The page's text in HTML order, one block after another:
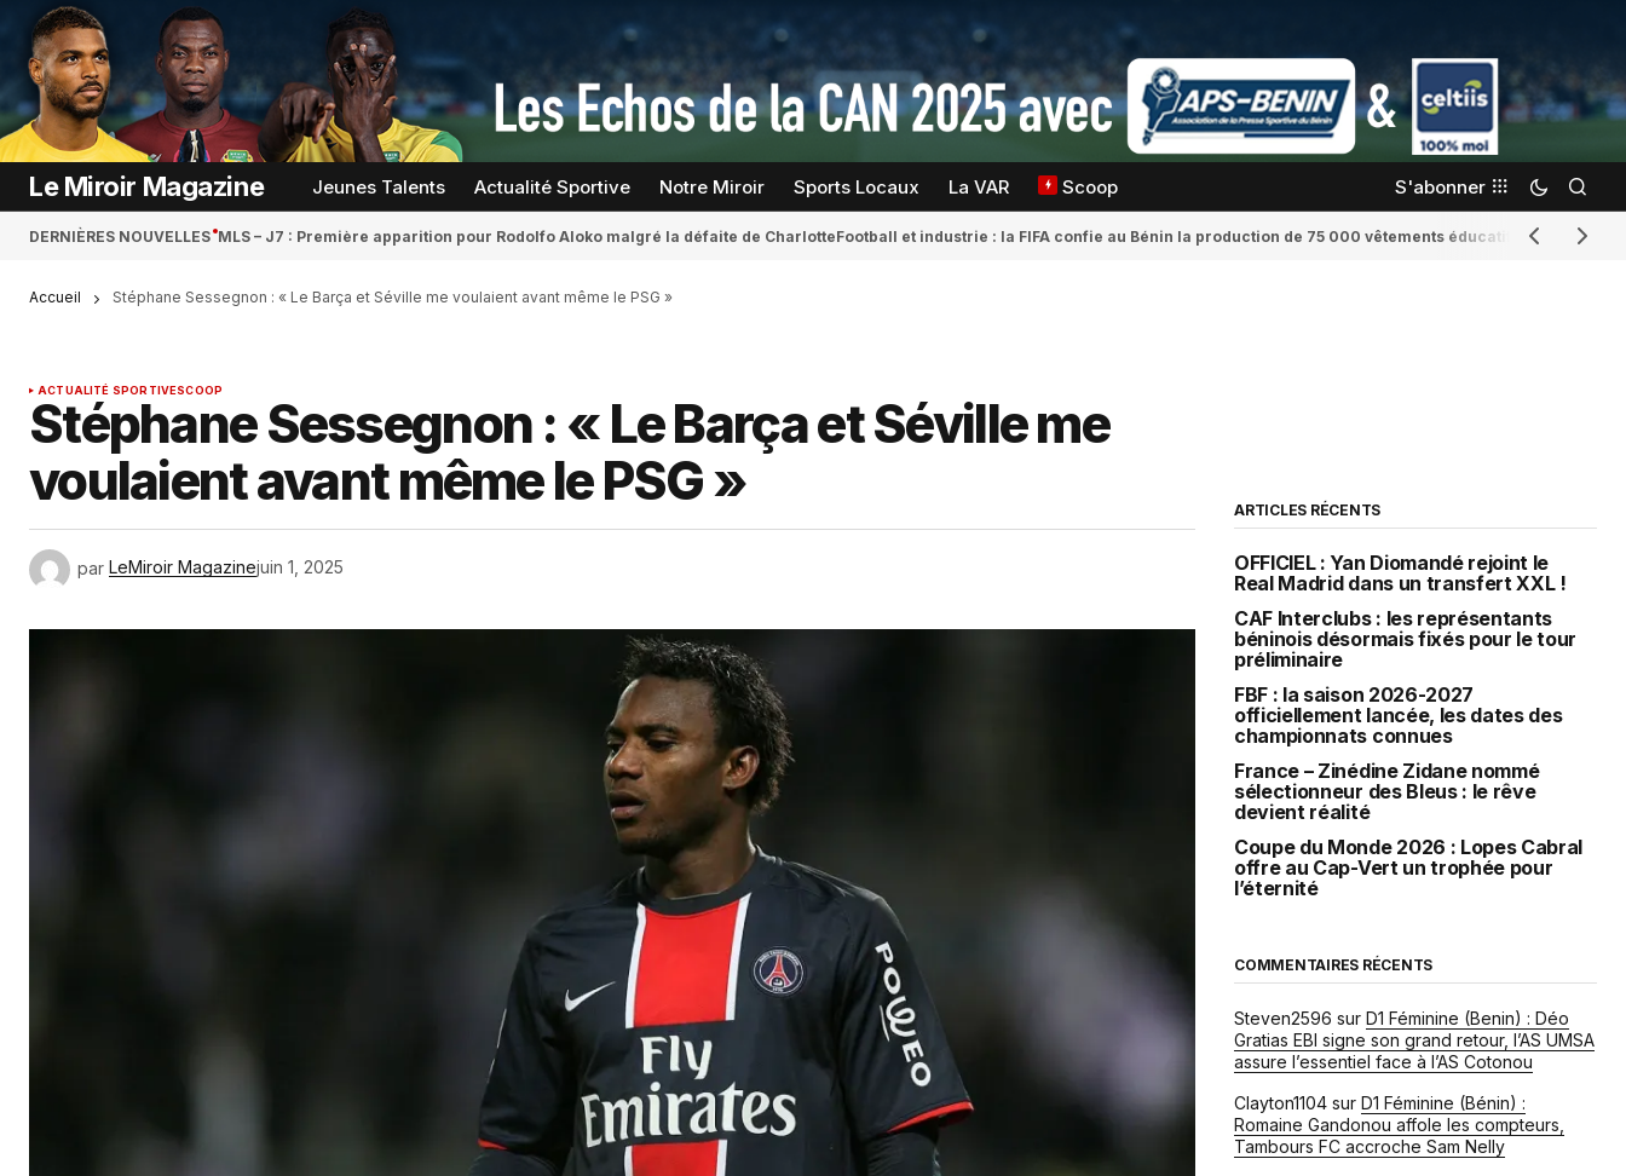
Le Miroir Magazine Jeunes Talents Actualité Sportive Notre Miroir Sports Locaux La VAR Scoop S'abonner
DERNIÈRES NOUVELLES MLS – J7 : Première apparition pour Rodolfo Aloko malgré la défaite de CharlotteFootball et industrie : la FIFA confie au Bénin la production de 75 000 vêtements éducatifs Romaine
Accueil Stéphane Sessegnon : « Le Barça et Séville me voulaient avant même le PSG »
ACTUALITÉ SPORTIVESCOOP
Stéphane Sessegnon : « Le Barça et Séville me
voulaient avant même le PSG »
par LeMiroir Magazinejuin 1, 2025
ARTICLES RÉCENTS
OFFICIEL : Yan Diomandé rejoint le
Real Madrid dans un transfert XXL !
CAF Interclubs : les représentants
béninois désormais fixés pour le tour
préliminaire
FBF : la saison 2026-2027
officiellement lancée, les dates des
championnats connues
France – Zinédine Zidane nommé
sélectionneur des Bleus : le rêve
devient réalité
Coupe du Monde 2026 : Lopes Cabral
offre au Cap-Vert un trophée pour
l’éternité
COMMENTAIRES RÉCENTS
Steven2596 sur D1 Féminine (Benin) : Déo
Gratias EBI signe son grand retour, l’AS UMSA
assure l’essentiel face à l’AS Cotonou
Clayton1104 sur D1 Féminine (Bénin) :
Romaine Gandonou affole les compteurs,
Tambours FC accroche Sam Nelly